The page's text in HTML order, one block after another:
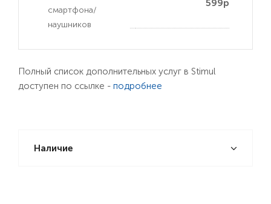
смартфона/
наушников
599р
Полный список дополнительных услуг в Stimul
доступен по ссылке - подробнее
Наличие